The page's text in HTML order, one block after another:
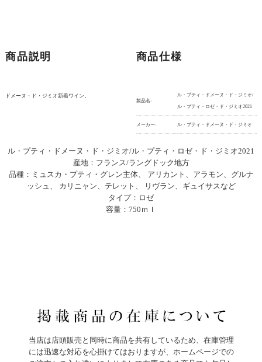
商品説明
ドメーヌ・ド・ジミオ新着ワイン。
商品仕様
製品名:
ル・プティ・ドメーヌ・ド・ジミオ/
ル・プティ・ロゼ・ド・ジミオ2021
メーカー: ル・プティ・ドメーヌ・ド・ジミオ
ル・プティ・ドメーヌ・ド・ジミオ/ル・プティ・ロゼ・ド・ジミオ2021
産地：フランス/ラングドック地方
品種：ミュスカ・プティ・グレン主体、 アリカント、アラモン、グルナ
ッシュ、 カリニャン、テレット、 リヴラン、ギュイサスなど
タイプ：ロゼ
容量：750ｍｌ
当店は店頭販売と同時に商品を共有しているため、在庫管理
には迅速な対応を心掛けてはおりますが、ホームページでの